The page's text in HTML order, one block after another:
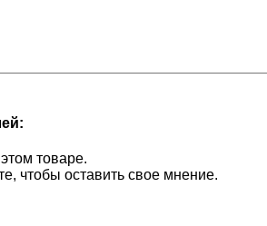
товаре.
чтобы оставить свое мнение.